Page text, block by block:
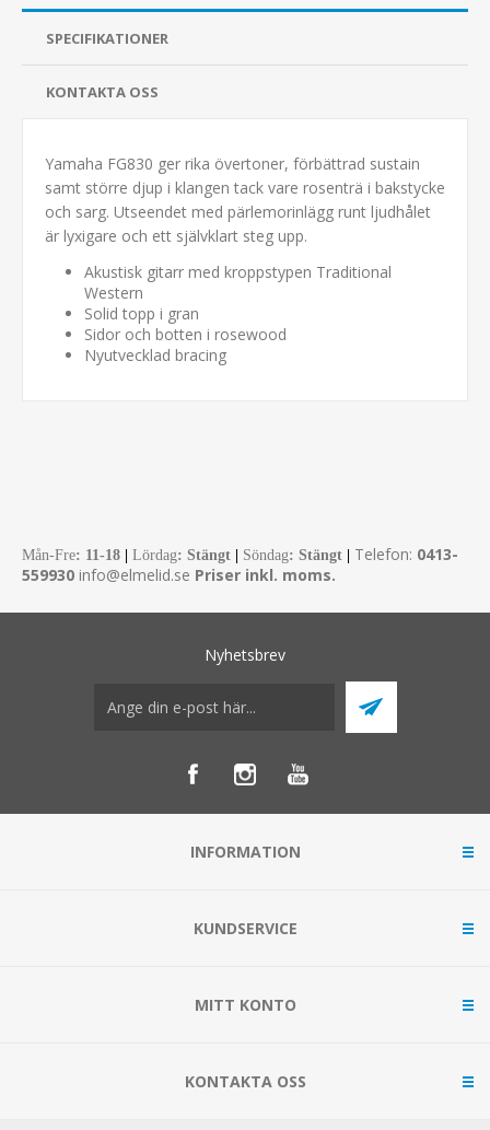
SPECIFIKATIONER
KONTAKTA OSS
Yamaha FG830 ger rika övertoner, förbättrad sustain
samt större djup i klangen tack vare rosenträ i bakstycke
och sarg. Utseendet med pärlemorinlägg runt ljudhålet
är lyxigare och ett självklart steg upp.
Akustisk gitarr med kroppstypen Traditional
Western
Solid topp i gran
Sidor och botten i rosewood
Nyutvecklad bracing
Mån-Fre: 11-18 | Lördag: Stängt | Söndag: Stängt | Telefon: 0413-
559930 info@elmelid.se Priser inkl. moms.
Nyhetsbrev
INFORMATION
KUNDSERVICE
MITT KONTO
KONTAKTA OSS